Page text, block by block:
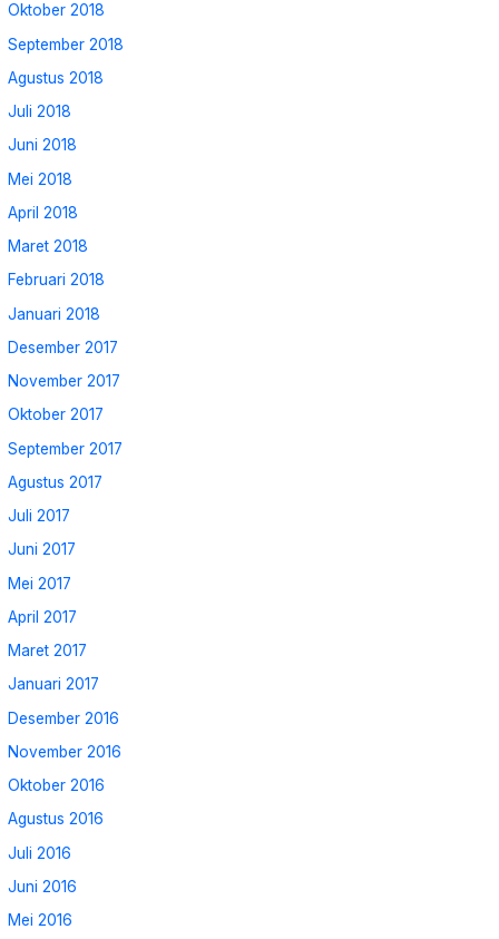
Oktober 2018
September 2018
Agustus 2018
Juli 2018
Juni 2018
Mei 2018
April 2018
Maret 2018
Februari 2018
Januari 2018
Desember 2017
November 2017
Oktober 2017
September 2017
Agustus 2017
Juli 2017
Juni 2017
Mei 2017
April 2017
Maret 2017
Januari 2017
Desember 2016
November 2016
Oktober 2016
Agustus 2016
Juli 2016
Juni 2016
Mei 2016